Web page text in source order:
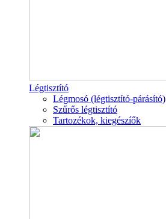
Légtisztító
Légmosó (légtisztító-párásító)
Szűrős légtisztító
Tartozékok, kiegészíők